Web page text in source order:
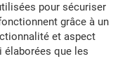
pour sécuriser
grâce à un
et aspect
que les